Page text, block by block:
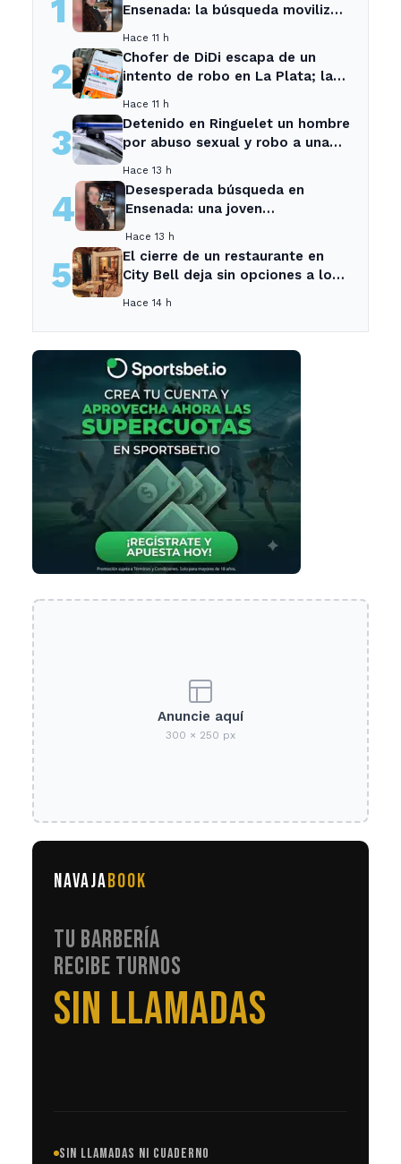
1
Ensenada: la búsqueda movilizó
Hace 11 h
2
Chofer de DiDi escapa de un
intento de robo en La Plata; la
Hace 11 h
3
Detenido en Ringuelet un hombre
por abuso sexual y robo a una
Hace 13 h
4
Desesperada búsqueda en
Ensenada: una joven
Hace 13 h
5
El cierre de un restaurante en
City Bell deja sin opciones a los
Hace 14 h
Anuncie aquí
300 × 250 px
NAVAJABOOK
TU BARBERÍA
RECIBE TURNOS
EN AUTOMÁTICO
SIN LLAMADAS NI CUADERNO